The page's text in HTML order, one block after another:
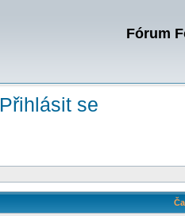
Fórum
Přihlásit se